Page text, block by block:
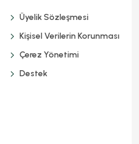
Üyelik Sözleşmesi
Kişisel Verilerin Korunması
Çerez Yönetimi
Destek